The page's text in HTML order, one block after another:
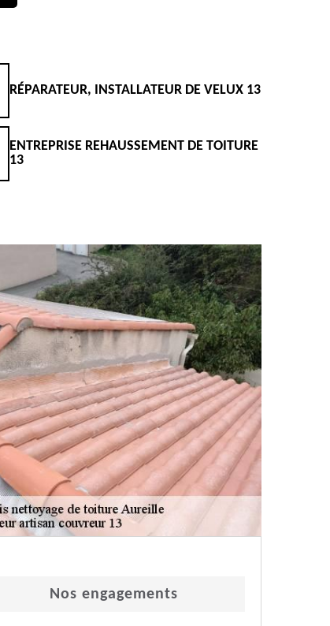
RÉPARATEUR, INSTALLATEUR DE VELUX 13
ENTREPRISE REHAUSSEMENT DE TOITURE
13
Nos engagements